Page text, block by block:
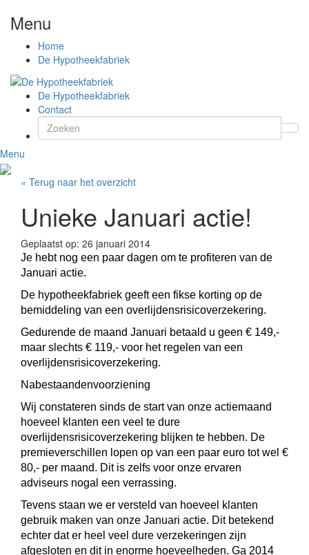
Menu
Home
De Hypotheekfabriek
De Hypotheekfabriek
Contact
Menu
« Terug naar het overzicht
Unieke Januari actie!
Geplaatst op: 26 januari 2014
Je hebt nog een paar dagen om te profiteren van de
Januari actie.
De hypotheekfabriek geeft een fikse korting op de
bemiddeling van een overlijdensrisicoverzekering.
Gedurende de maand Januari betaald u geen € 149,-
maar slechts € 119,- voor het regelen van een
overlijdensrisicoverzekering.
Nabestaandenvoorziening
Wij constateren sinds de start van onze actiemaand
hoeveel klanten een veel te dure
overlijdensrisicoverzekering blijken te hebben. De
premieverschillen lopen op van een paar euro tot wel €
80,- per maand. Dit is zelfs voor onze ervaren
adviseurs nogal een verrassing.
Tevens staan we er versteld van hoeveel klanten
gebruik maken van onze Januari actie. Dit betekend
echter dat er heel veel dure verzekeringen zijn
afgesloten en dit in enorme hoeveelheden. Ga 2014